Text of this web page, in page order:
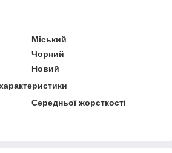
Міський
Чорний
Новий
Середньої жорсткості